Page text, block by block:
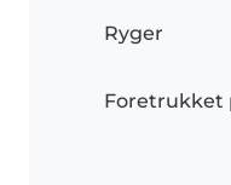
Ryger
Foretrukket